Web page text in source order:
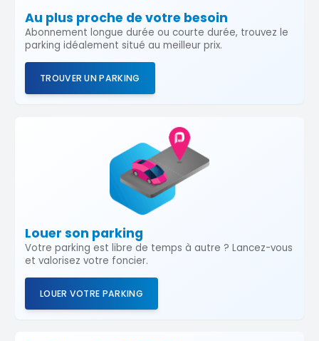
Au plus proche de votre besoin
Abonnement longue durée ou courte durée, trouvez le
parking idéalement situé au meilleur prix.
TROUVER UN PARKING
Louer son parking
Votre parking est libre de temps à autre ? Lancez-vous
et valorisez votre foncier.
LOUER VOTRE PARKING